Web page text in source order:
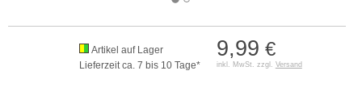
9,99 €
inkl. MwSt. zzgl. Versand
Artikel auf Lager
Lieferzeit ca. 7 bis 10 Tage*